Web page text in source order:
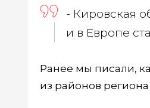
- Кировская
и в Европе
Ранее мы писали,
из районов